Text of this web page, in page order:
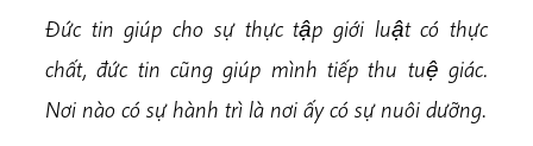
Đức tin giúp cho sự thực tập giới luật có thực
chất, đức tin cũng giúp mình tiếp thu tuệ giác.
Nơi nào có sự hành trì là nơi ấy có sự nuôi dưỡng.